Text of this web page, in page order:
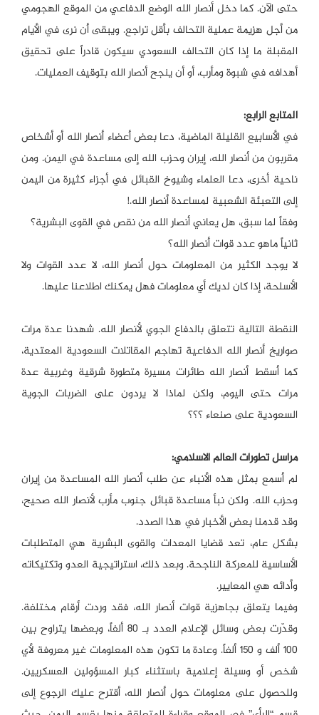
حتى الآن. كما دخل أنصار الله الوضع الدفاعي من الموقع الهجومي
من أجل هزيمة عملية التحالف بأقل تراجع. ويبقى أن نرى في الأيام
المقبلة ما إذا كان التحالف السعودي سيكون قادراً على تحقيق
أهدافه في شبوة ومأرب، أو أن ينجح أنصار الله بتوقيف العمليات.
المتابع الرابع:
في الأسابيع القليلة الماضية، دعا بعض أعضاء أنصار الله أو أشخاص
مقربون من أنصار الله، إيران وحزب الله إلى مساعدة في اليمن. ومن
ناحية أخرى، دعا العلماء وشيوخ القبائل في أجزاء كثيرة من اليمن
إلى التعبئة الشعبية لمساعدة أنصار الله.!
وفقاً لما سبق، هل يعاني أنصار الله من نقص في القوى البشرية؟
ثانياً ماهو عدد قوات أنصار الله؟
لا يوجد الكثير من المعلومات حول أنصار الله، لا عدد القوات ولا
الأسلحة، إذا كان لديك أي معلومات فهل يمكنك اطلاعنا عليها.
النقطة التالية تتعلق بالدفاع الجوي لأنصار الله. شهدنا عدة مرات
صواريخ أنصار الله الدفاعية تهاجم المقاتلات السعودية المعتدية،
كما أسقط أنصار الله طائرات مسيرة متطورة شرقية وغربية عدة
مرات حتى اليوم، ولكن لماذا لا يردون على الضربات الجوية
السعودية على صنعاء ؟؟؟
مراسل تطورات العالم الاسلامي:
لم أسمع بمثل هذه الأنباء عن طلب أنصار الله المساعدة من إيران
وحزب الله. ولكن نبأ مساعدة قبائل جنوب مأرب لأنصار الله صحيح،
وقد قدمنا ​​بعض الأخبار في هذا الصدد.
بشكل عام، تعد قضايا المعدات والقوى البشرية هي المتطلبات
الأساسية للمعركة الناجحة. وبعد ذلك، استراتيجية العدو وتكتيكاته
وأدائه هي المعايير.
وفيما يتعلق بجاهزية قوات أنصار الله، فقد وردت أرقام مختلفة.
وقدّرت بعض وسائل الإعلام العدد بـ 80 ألفاً، وبعضها يتراوح بين
100 ألف و 150 ألفاً. وعادة ما تكون هذه المعلومات غير معروفة لأي
شخص أو وسيلة إعلامية باستثناء كبار المسؤولين العسكريين.
وللحصول على معلومات حول أنصار الله، أقترح عليك الرجوع إلى